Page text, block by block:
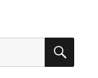
検